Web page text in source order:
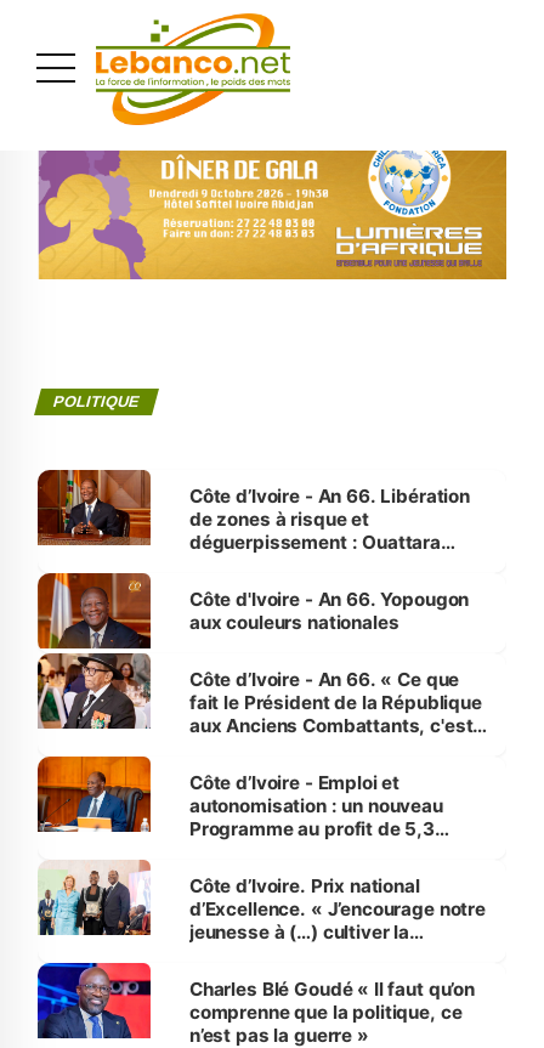
POLITIQUE
Côte d’Ivoire - An 66. Libération
de zones à risque et
déguerpissement : Ouattara
l'Etat de droit pour préserver les
vies humaines »
Côte d'Ivoire - An 66. Yopougon
aux couleurs nationales
Côte d’Ivoire - An 66. « Ce que
fait le Président de la République
aux Anciens Combattants, c'est
Côte d’Ivoire - Emploi et
autonomisation : un nouveau
Programme au profit de 5,3
Côte d’Ivoire. Prix national
d’Excellence. « J’encourage notre
jeunesse à (…) cultiver la
(Alassane Ouattara
Charles Blé Goudé « Il faut qu’on
comprenne que la politique, ce
n’est pas la guerre »